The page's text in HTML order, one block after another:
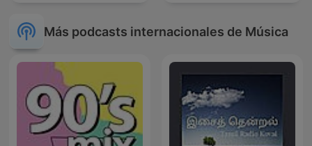
Más podcasts internacionales de Música